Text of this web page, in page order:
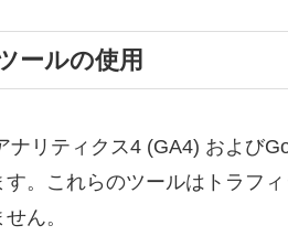
ールの使用
ナリティクス4 (GA4) および
。これらのツールはトラフ
ん。